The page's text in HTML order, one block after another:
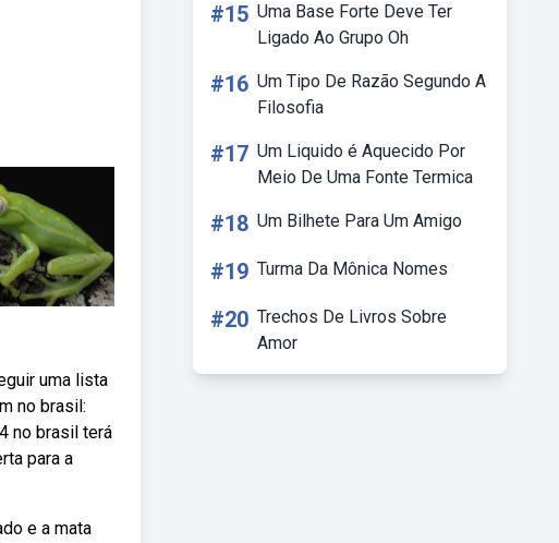
uma lista
no brasil:
no brasil terá
para a
e a mata
#15 Uma Base Forte Deve Ter
Ligado Ao Grupo Oh
#16 Um Tipo De Razão Segundo A
Filosofia
#17 Um Liquido é Aquecido Por
Meio De Uma Fonte Termica
#18 Um Bilhete Para Um Amigo
#19 Turma Da Mônica Nomes
#20 Trechos De Livros Sobre
Amor